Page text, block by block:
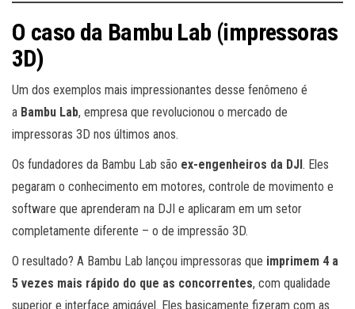
O caso da Bambu Lab (impressoras
3D)
Um dos exemplos mais impressionantes desse fenômeno é
a Bambu Lab, empresa que revolucionou o mercado de
impressoras 3D nos últimos anos.
Os fundadores da Bambu Lab são ex-engenheiros da DJI . Eles
pegaram o conhecimento em motores, controle de movimento e
software que aprenderam na DJI e aplicaram em um setor
completamente diferente – o de impressão 3D.
O resultado? A Bambu Lab lançou impressoras que imprimem 4 a
5 vezes mais rápido do que as concorrentes, com qualidade
superior e interface amigável. Eles basicamente fizeram com as